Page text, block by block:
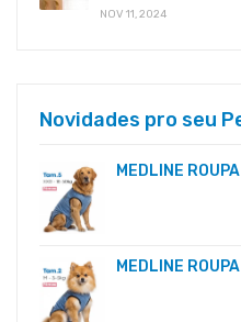
NOV 11, 2024
Novidades pro seu
MEDLINE
MEDLINE